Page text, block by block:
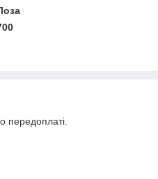
передоплаті.